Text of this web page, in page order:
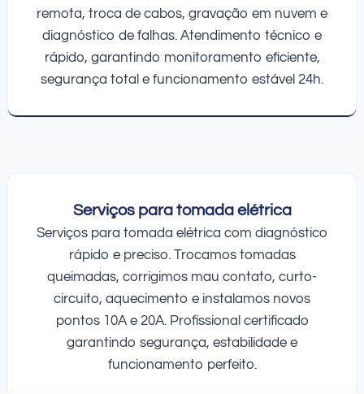
remota, troca de cabos, gravação em nuvem e
diagnóstico de falhas. Atendimento técnico e
rápido, garantindo monitoramento eficiente,
segurança total e funcionamento estável 24h.
Serviços para tomada elétrica
Serviços para tomada elétrica com diagnóstico
rápido e preciso. Trocamos tomadas
queimadas, corrigimos mau contato, curto-
circuito, aquecimento e instalamos novos
pontos 10A e 20A. Profissional certificado
garantindo segurança, estabilidade e
funcionamento perfeito.